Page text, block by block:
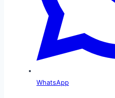
WhatsApp